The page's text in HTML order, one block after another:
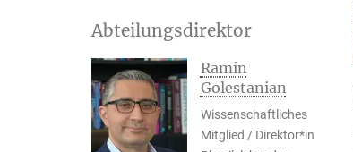
Abteilungsdirektor
Ramin
Golestanian
Wissenschaftliches
Mitglied / Direktor*in